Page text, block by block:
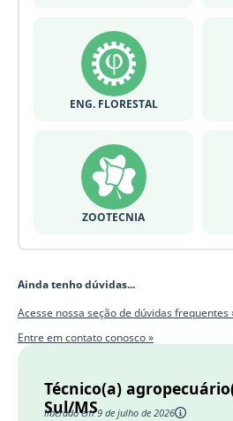
ENG. FLORESTAL
ZOOTECNIA
Ainda tenho dúvidas...
Acesse nossa seção de dúvidas frequentes
Entre em contato conosco »
Técnico(a)
Sul/MS
liberado em 9 de julho de 2026